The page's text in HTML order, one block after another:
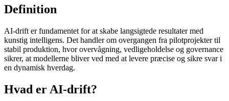
Definition
AI-drift er fundamentet for at skabe langsigtede resultater med
kunstig intelligens. Det handler om overgangen fra pilotprojekter til
stabil produktion, hvor overvågning, vedligeholdelse og governance
sikrer, at modellerne bliver ved med at levere præcise og sikre svar i
en dynamisk hverdag.
Hvad er AI-drift?